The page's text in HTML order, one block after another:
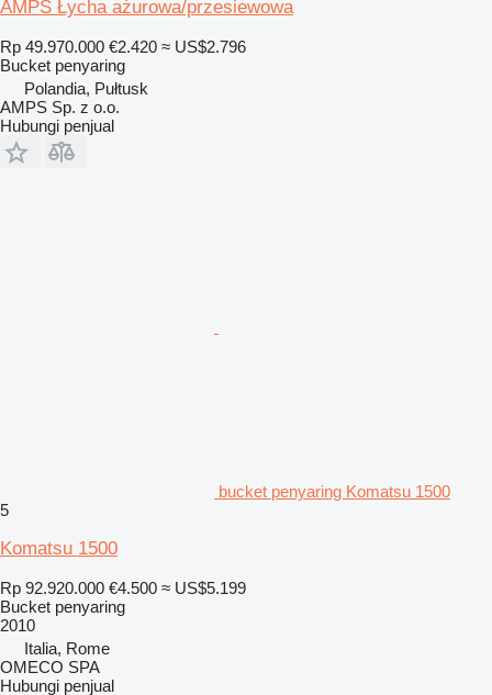
AMPS Łycha ażurowa/przesiewowa
Rp 49.970.000 €2.420 ≈ US$2.796
Bucket penyaring
Polandia, Pułtusk
AMPS Sp. z o.o.
Hubungi penjual
bucket penyaring Komatsu 1500
5
Komatsu 1500
Rp 92.920.000 €4.500 ≈ US$5.199
Bucket penyaring
2010
Italia, Rome
OMECO SPA
Hubungi penjual